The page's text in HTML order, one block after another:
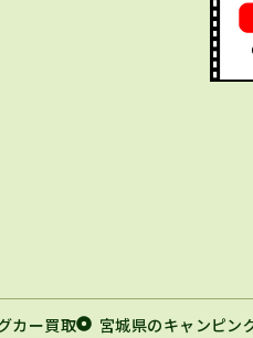
カー買取 宮城県のキャンピン